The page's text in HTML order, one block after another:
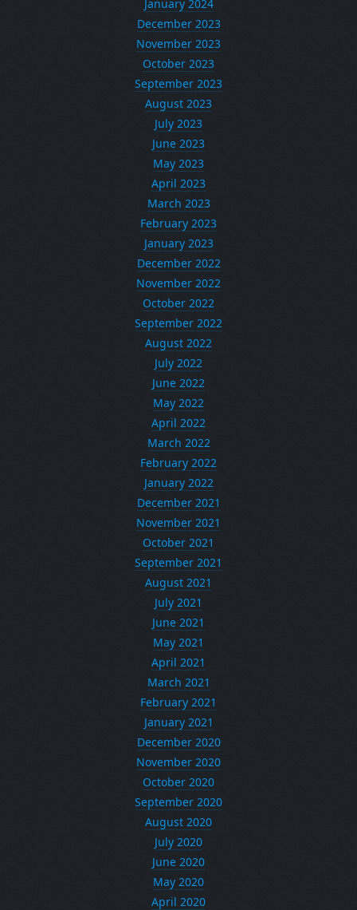
January 2024
December 2023
November 2023
October 2023
September 2023
August 2023
July 2023
June 2023
May 2023
April 2023
March 2023
February 2023
January 2023
December 2022
November 2022
October 2022
September 2022
August 2022
July 2022
June 2022
May 2022
April 2022
March 2022
February 2022
January 2022
December 2021
November 2021
October 2021
September 2021
August 2021
July 2021
June 2021
May 2021
April 2021
March 2021
February 2021
January 2021
December 2020
November 2020
October 2020
September 2020
August 2020
July 2020
June 2020
May 2020
April 2020